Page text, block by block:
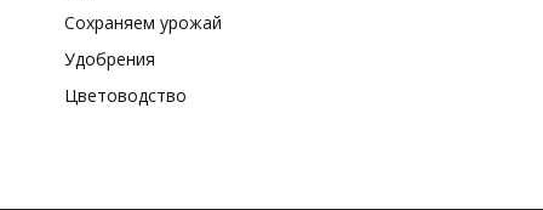
Сохраняем урожай
Удобрения
Цветоводство